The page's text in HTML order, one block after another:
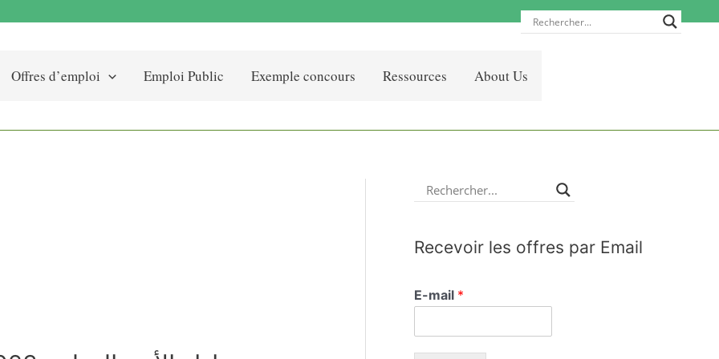
Offres d’emploi Emploi Public Exemple concours Ressources About Us
Recevoir les offres par Email
E-mail *